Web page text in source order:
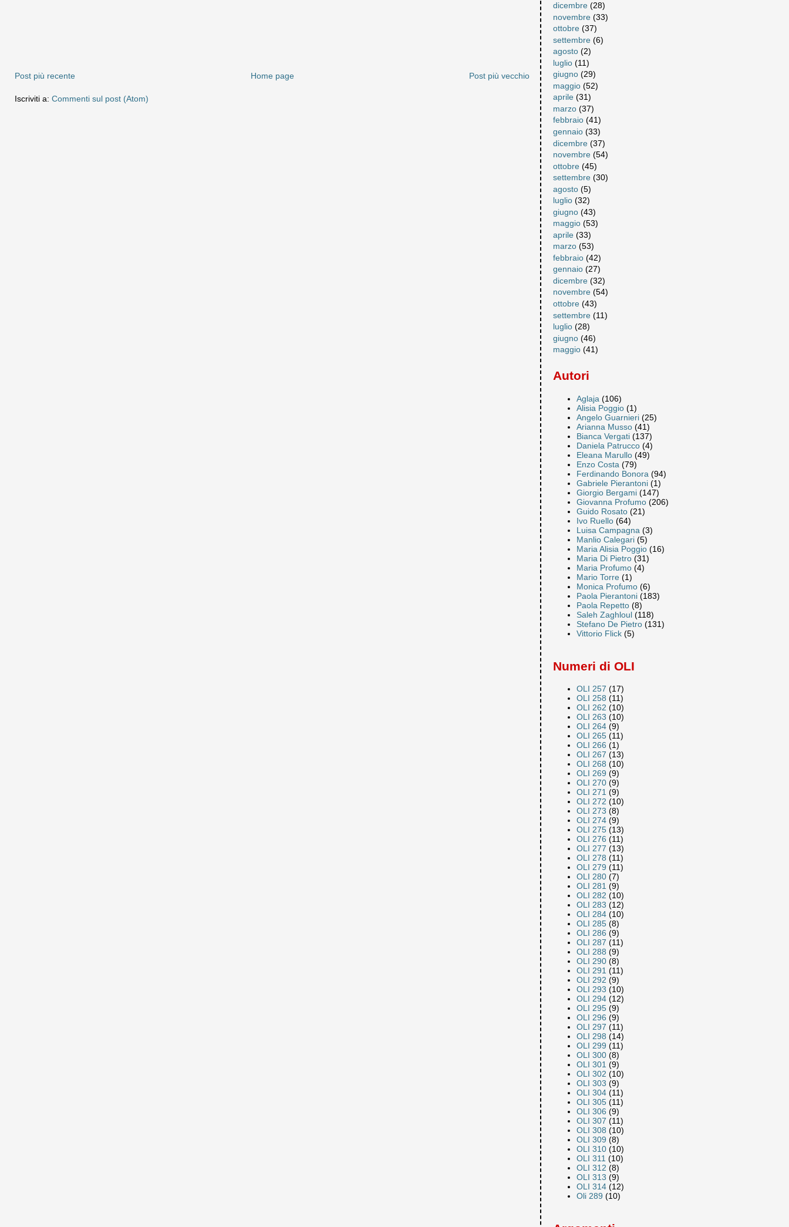
Post più recente Post più vecchio
Home page
Iscriviti a: Commenti sul post (Atom)
dicembre (28)
novembre (33)
ottobre (37)
settembre (6)
agosto (2)
luglio (11)
giugno (29)
maggio (52)
aprile (31)
marzo (37)
febbraio (41)
gennaio (33)
dicembre (37)
novembre (54)
ottobre (45)
settembre (30)
agosto (5)
luglio (32)
giugno (43)
maggio (53)
aprile (33)
marzo (53)
febbraio (42)
gennaio (27)
dicembre (32)
novembre (54)
ottobre (43)
settembre (11)
luglio (28)
giugno (46)
maggio (41)
Autori
Aglaja (106)
Alisia Poggio (1)
Angelo Guarnieri (25)
Arianna Musso (41)
Bianca Vergati (137)
Daniela Patrucco (4)
Eleana Marullo (49)
Enzo Costa (79)
Ferdinando Bonora (94)
Gabriele Pierantoni (1)
Giorgio Bergami (147)
Giovanna Profumo (206)
Guido Rosato (21)
Ivo Ruello (64)
Luisa Campagna (3)
Manlio Calegari (5)
Maria Alisia Poggio (16)
Maria Di Pietro (31)
Maria Profumo (4)
Mario Torre (1)
Monica Profumo (6)
Paola Pierantoni (183)
Paola Repetto (8)
Saleh Zaghloul (118)
Stefano De Pietro (131)
Vittorio Flick (5)
Numeri di OLI
OLI 257 (17)
OLI 258 (11)
OLI 262 (10)
OLI 263 (10)
OLI 264 (9)
OLI 265 (11)
OLI 266 (1)
OLI 267 (13)
OLI 268 (10)
OLI 269 (9)
OLI 270 (9)
OLI 271 (9)
OLI 272 (10)
OLI 273 (8)
OLI 274 (9)
OLI 275 (13)
OLI 276 (11)
OLI 277 (13)
OLI 278 (11)
OLI 279 (11)
OLI 280 (7)
OLI 281 (9)
OLI 282 (10)
OLI 283 (12)
OLI 284 (10)
OLI 285 (8)
OLI 286 (9)
OLI 287 (11)
OLI 288 (9)
OLI 290 (8)
OLI 291 (11)
OLI 292 (9)
OLI 293 (10)
OLI 294 (12)
OLI 295 (9)
OLI 296 (9)
OLI 297 (11)
OLI 298 (14)
OLI 299 (11)
OLI 300 (8)
OLI 301 (9)
OLI 302 (10)
OLI 303 (9)
OLI 304 (11)
OLI 305 (11)
OLI 306 (9)
OLI 307 (11)
OLI 308 (10)
OLI 309 (8)
OLI 310 (10)
OLI 311 (10)
OLI 312 (8)
OLI 313 (9)
OLI 314 (12)
Oli 289 (10)